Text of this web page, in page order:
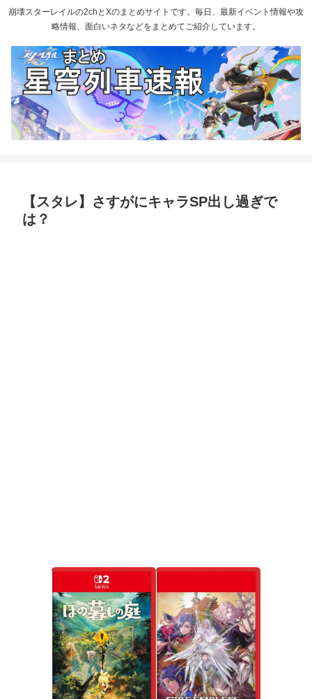
崩壊スターレイルの2chとXのまとめサイトです。毎日、最新イベント情報や攻
略情報、面白いネタなどをまとめてご紹介しています。
【スタレ】さすがにキャラSP出し過ぎで
は？